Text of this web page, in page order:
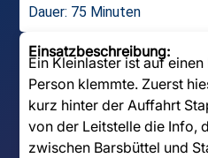
Dauer: 75 Minuten
Einsatzbeschreibung:
Ein Kleinlaster ist auf
Person klemmte. Zuerst
kurz hinter der Auffahrt
von der Leitstelle die Info,
zwischen Barsbüttel und